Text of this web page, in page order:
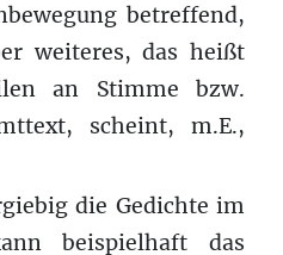
betreffend,
weiteres, das heißt
an Stimme bzw.
scheint, m.E.,
die Gedichte im
beispielhaft das